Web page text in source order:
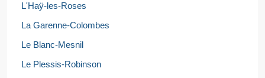
L'Haÿ-les-Roses
La Garenne-Colombes
Le Blanc-Mesnil
Le Plessis-Robinson